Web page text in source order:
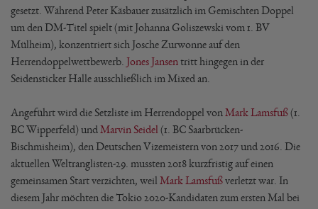
gesetzt. Während Peter Käsbauer zusätzlich im Gemischten Doppel
um den DM-Titel spielt (mit Johanna Goliszewski vom 1. BV
Mülheim), konzentriert sich Josche Zurwonne auf den
Herrendoppelwettbewerb. Jones Jansen tritt hingegen in der
Seidensticker Halle ausschließlich im Mixed an.
Angeführt wird die Setzliste im Herrendoppel von Mark Lamsfuß(1.
BC Wipperfeld) undMarvin Seidel (1. BC Saarbrücken-
Bischmisheim), den Deutschen Vizemeistern von 2017 und 2016. Die
aktuellen Weltranglisten-29. mussten 2018 kurzfristig auf einen
gemeinsamen Start verzichten, weil Mark Lamsfußverletzt war. In
diesem Jahr möchten die Tokio 2020-Kandidaten zum ersten Mal bei